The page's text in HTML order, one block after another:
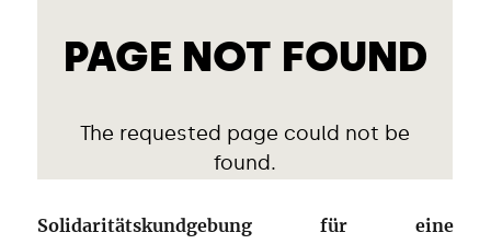
Solidaritätskundgebung für eine